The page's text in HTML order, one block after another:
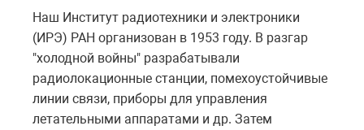
Наш Институт радиотехники и электроники
(ИРЭ) РАН организован в 1953 году. В разгар
"холодной войны" разрабатывали
радиолокационные станции, помехоустойчивые
линии связи, приборы для управления
летательными аппаратами и др. Затем